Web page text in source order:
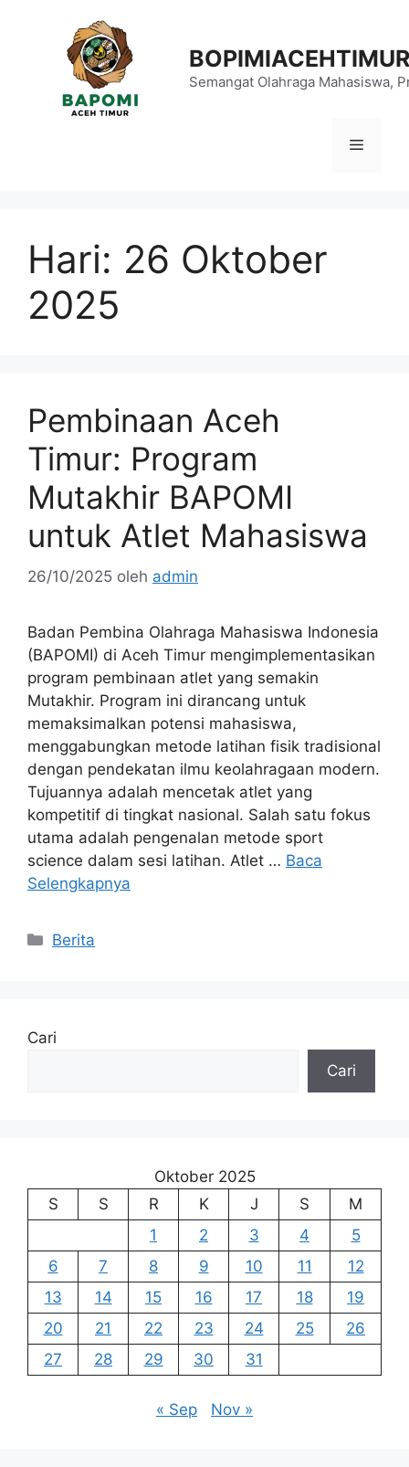
BOPIMIACEHTIMUR
Semangat Olahraga Mahasiswa,
Menu
Hari: 26 Oktober
2025
Pembinaan Aceh
Timur: Program
Mutakhir BAPOMI
untuk Atlet Mahasiswa
26/10/2025 oleh admin
Badan Pembina Olahraga Mahasiswa Indonesia
(BAPOMI) di Aceh Timur mengimplementasikan
program pembinaan atlet yang semakin
Mutakhir. Program ini dirancang untuk
memaksimalkan potensi mahasiswa,
menggabungkan metode latihan fisik tradisional
dengan pendekatan ilmu keolahragaan modern.
Tujuannya adalah mencetak atlet yang
kompetitif di tingkat nasional. Salah satu fokus
utama adalah pengenalan metode sport
science dalam sesi latihan. Atlet … Baca
Selengkapnya
Kategori
Berita
Cari
Cari
Oktober 2025
S
S R K J S
M
1
2 3 4
5
6
7 8 9 10 11
12
13
14 15 16 17 18
19
20
21 22 23 24 25
26
27
28 29 30 31
« Sep Nov »